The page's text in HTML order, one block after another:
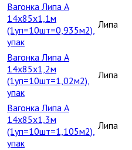
Вагонка Липа А
14х85х1,1м
(1уп=10шт=0,935м2),
упак
Липа
Вагонка Липа А
14х85х1,2м
(1уп=10шт=1,02м2),
упак
Липа
Вагонка Липа А
14х85х1,3м
(1уп=10шт=1,105м2),
упак
Липа